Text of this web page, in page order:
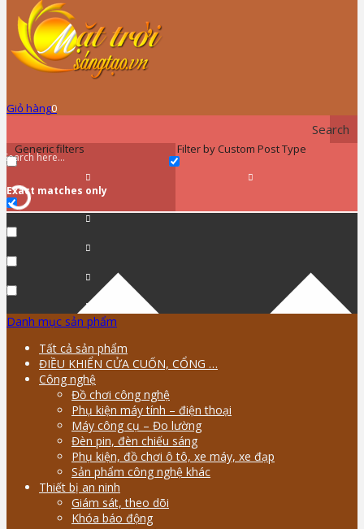
Giỏ hàng0
Search
Generic filters
Exact matches only
Filter by Custom Post Type
Danh mục sản phẩm
Tất cả sản phẩm
ĐIỀU KHIỂN CỬA CUỐN, CỔNG …
Công nghệ
Đồ chơi công nghệ
Phụ kiện máy tính – điện thoại
Máy công cụ – Đo lường
Đèn pin, đèn chiếu sáng
Phụ kiện, đồ chơi ô tô, xe máy, xe đạp
Sản phẩm công nghệ khác
Thiết bị an ninh
Giám sát, theo dõi
Khóa báo động